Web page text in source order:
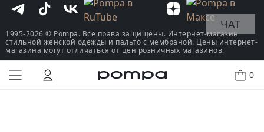
0
КУПИТЬ В ОДИН КЛИК
1995-2026 © Pompa. Все права защищены. Интернет-магазин
стильной женской одежды и пальто с мембраной. Цены интернет-
магазина могут отличаться от цен розничных магазинов.
ЧАТ